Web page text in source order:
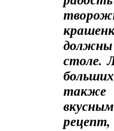
столе.
также
рецепт,